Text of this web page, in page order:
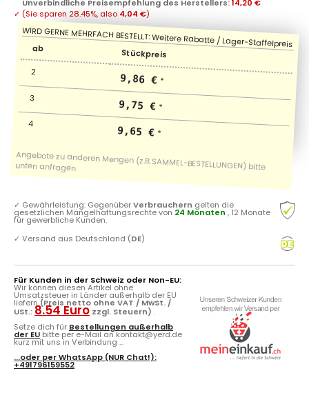
Unverbindliche Preisempfehlung des Herstellers:14,20 €
✓ (Sie sparen 28.45%, also 4,04 €)
ab Stückpreis
2
9,86 € *
3
9,75 € *
4
9,65 € *
✓ Gewährleistung: GegenüberVerbrauchern gelten die
gesetzlichen Mängelhaftungsrechte von 24 Monaten , 12 Monate
für gewerbliche Kunden.
✓ Versand aus Deutschland (DE)
Für Kunden in der Schweiz oder Non-EU:
Wir können diesen Artikel ohne
Umsatzsteuer in Länder außerhalb der EU
liefern(Preis netto ohne VAT / MwSt. /
USt.: 8.54 Euro zzgl. Steuern) .
Setze dich für Bestellungen außerhalb
der EU bitte per e-Mail an kontakt@yerd.de
kurz mit uns in Verbindung ...
...oder perWhatsApp (NUR Chat!):
+491796159552